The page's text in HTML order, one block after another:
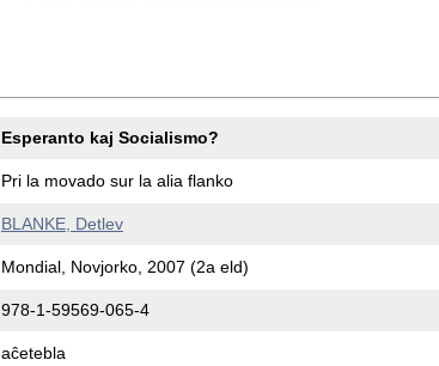
Esperanto kaj Socialismo?
Pri la movado sur la alia flanko
BLANKE, Detlev
Mondial, Novjorko, 2007 (2a eld)
978-1-59569-065-4
aĉetebla